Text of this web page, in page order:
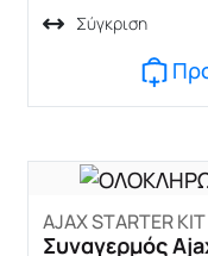
Σύγκριση
AJAX STARTER
Συναγερμός